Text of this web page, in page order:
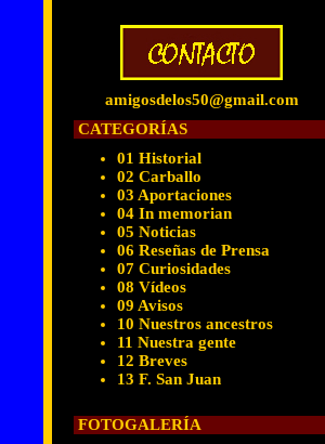
amigosdelos50@gmail.com
CATEGORÍAS
01 Historial
02 Carballo
03 Aportaciones
04 In memorian
05 Noticias
06 Reseñas de Prensa
07 Curiosidades
08 Vídeos
09 Avisos
10 Nuestros ancestros
11 Nuestra gente
12 Breves
13 F. San Juan
FOTOGALERÍA